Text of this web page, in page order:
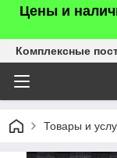
Цены и
Комплексные
Товары и